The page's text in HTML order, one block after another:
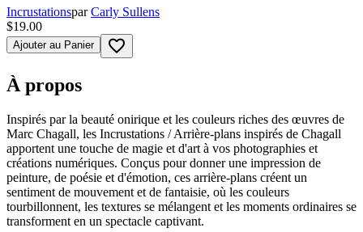
Incrustationspar Carly Sullens
$19.00
Ajouter au Panier favorite_border
À propos
Inspirés par la beauté onirique et les couleurs riches des œuvres de
Marc Chagall, les Incrustations / Arrière-plans inspirés de Chagall
apportent une touche de magie et d'art à vos photographies et
créations numériques. Conçus pour donner une impression de
peinture, de poésie et d'émotion, ces arrière-plans créent un
sentiment de mouvement et de fantaisie, où les couleurs
tourbillonnent, les textures se mélangent et les moments ordinaires se
transforment en un spectacle captivant.